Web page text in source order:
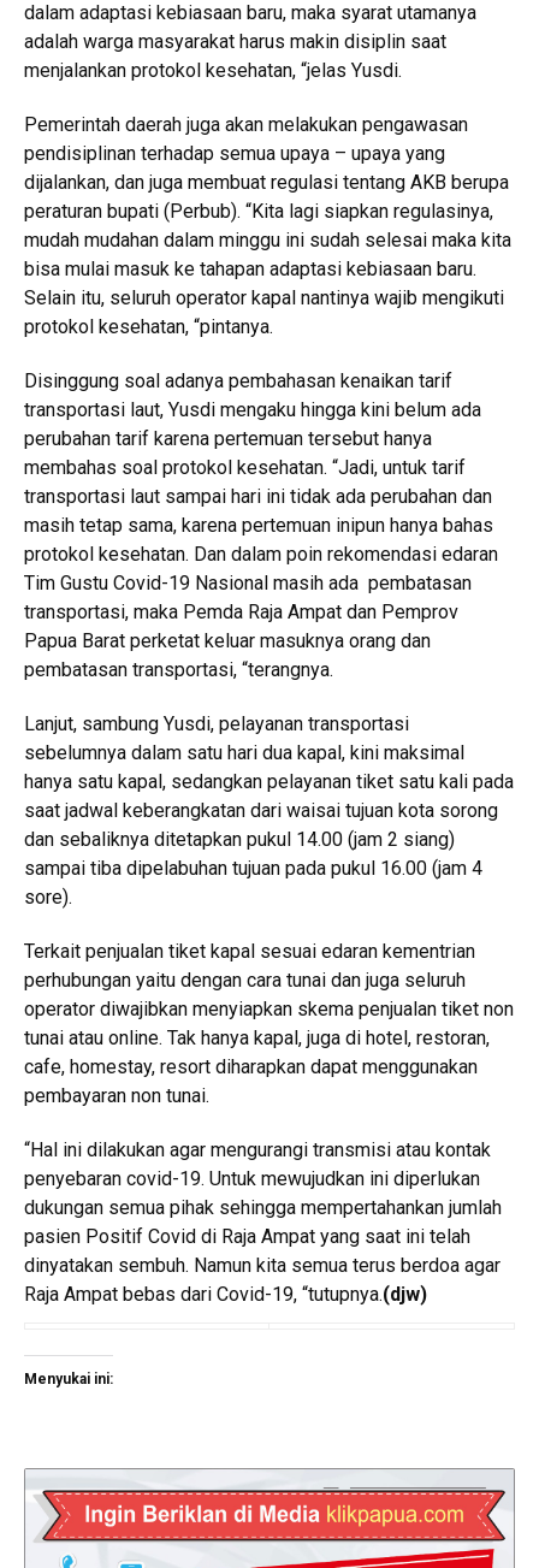
dalam adaptasi kebiasaan baru, maka syarat utamanya
adalah warga masyarakat harus makin disiplin saat
menjalankan protokol kesehatan, “jelas Yusdi.
Pemerintah daerah juga akan melakukan pengawasan
pendisiplinan terhadap semua upaya – upaya yang
dijalankan, dan juga membuat regulasi tentang AKB berupa
peraturan bupati (Perbub). “Kita lagi siapkan regulasinya,
mudah mudahan dalam minggu ini sudah selesai maka kita
bisa mulai masuk ke tahapan adaptasi kebiasaan baru.
Selain itu, seluruh operator kapal nantinya wajib mengikuti
protokol kesehatan, “pintanya.
Disinggung soal adanya pembahasan kenaikan tarif
transportasi laut, Yusdi mengaku hingga kini belum ada
perubahan tarif karena pertemuan tersebut hanya
membahas soal protokol kesehatan. “Jadi, untuk tarif
transportasi laut sampai hari ini tidak ada perubahan dan
masih tetap sama, karena pertemuan inipun hanya bahas
protokol kesehatan. Dan dalam poin rekomendasi edaran
Tim Gustu Covid-19 Nasional masih ada pembatasan
transportasi, maka Pemda Raja Ampat dan Pemprov
Papua Barat perketat keluar masuknya orang dan
pembatasan transportasi, “terangnya.
Lanjut, sambung Yusdi, pelayanan transportasi
sebelumnya dalam satu hari dua kapal, kini maksimal
hanya satu kapal, sedangkan pelayanan tiket satu kali pada
saat jadwal keberangkatan dari waisai tujuan kota sorong
dan sebaliknya ditetapkan pukul 14.00 (jam 2 siang)
sampai tiba dipelabuhan tujuan pada pukul 16.00 (jam 4
sore).
Terkait penjualan tiket kapal sesuai edaran kementrian
perhubungan yaitu dengan cara tunai dan juga seluruh
operator diwajibkan menyiapkan skema penjualan tiket non
tunai atau online. Tak hanya kapal, juga di hotel, restoran,
cafe, homestay, resort diharapkan dapat menggunakan
pembayaran non tunai.
“Hal ini dilakukan agar mengurangi transmisi atau kontak
penyebaran covid-19. Untuk mewujudkan ini diperlukan
dukungan semua pihak sehingga mempertahankan jumlah
pasien Positif Covid di Raja Ampat yang saat ini telah
dinyatakan sembuh. Namun kita semua terus berdoa agar
Raja Ampat bebas dari Covid-19, “tutupnya.(djw)
Menyukai ini: